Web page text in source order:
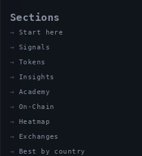
Sections
Start here
Signals
Tokens
Insights
Academy
On-Chain
Heatmap
Exchanges
Best by country